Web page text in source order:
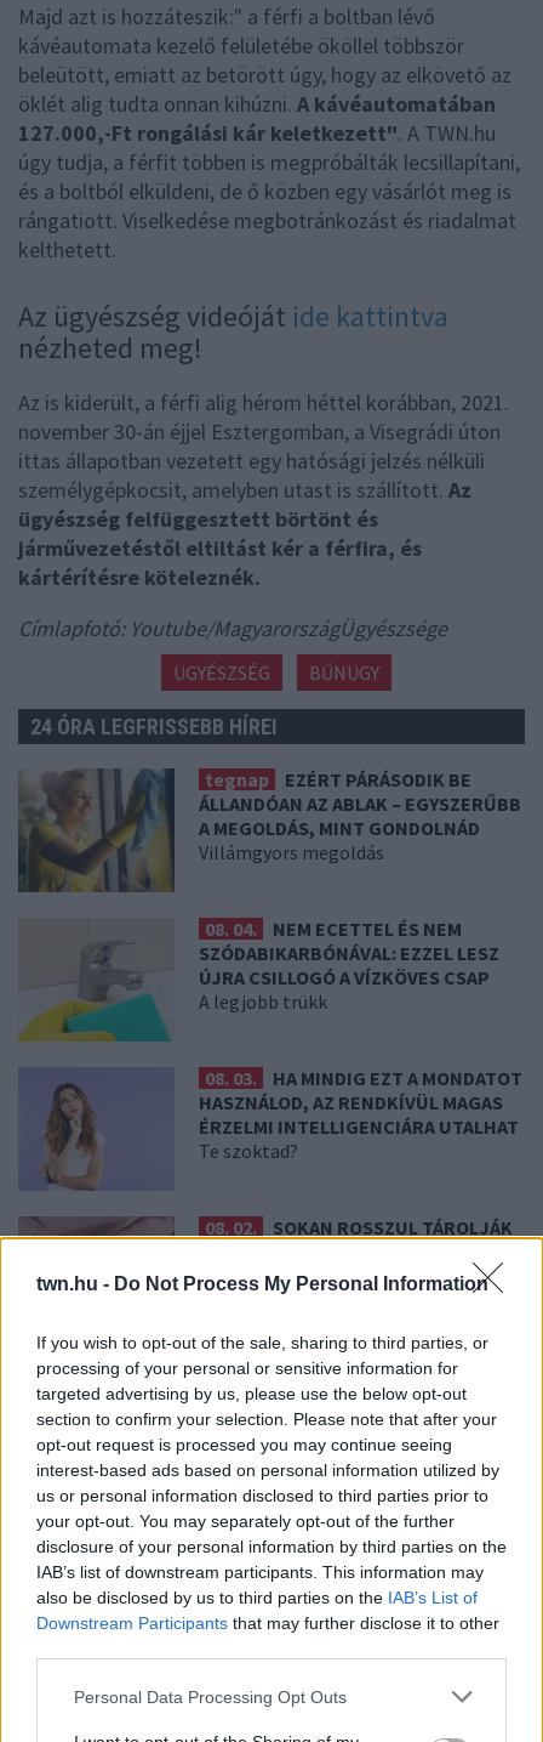
twn.hu - Do Not Process My Personal Information
If you wish to opt-out of the sale, sharing to third parties, or
processing of your personal or sensitive information for
targeted advertising by us, please use the below opt-out
section to confirm your selection. Please note that after your
opt-out request is processed you may continue seeing
interest-based ads based on personal information utilized by
us or personal information disclosed to third parties prior to
your opt-out. You may separately opt-out of the further
disclosure of your personal information by third parties on the
IAB’s list of downstream participants. This information may
also be disclosed by us to third parties on the IAB’s List of
Downstream Participants that may further disclose it to other
Please note that this website/app uses one or more Google
Personal Data Processing Opt Outs
Majd azt is hozzáteszik:" a férfi a boltban lévő
kávéautomata kezelő felületébe ököllel többször
beleütött, emiatt az betörött úgy, hogy az elkövető az
öklét alig tudta onnan kihúzni. A kávéautomatában
127.000,-Ft rongálási kár keletkezett". A TWN.hu
úgy tudja, a férfit többen is megpróbálták lecsillapítani,
és a boltból elküldeni, de ő közben egy vásárlót meg is
rángatiott. Viselkedése megbotránkozást és riadalmat
kelthetett.
Az ügyészség videóját ide kattintva
nézheted meg!
Az is kiderült, a férfi alig hérom héttel korábban, 2021.
november 30-án éjjel Esztergomban, a Visegrádi úton
ittas állapotban vezetett egy hatósági jelzés nélküli
személygépkocsit, amelyben utast is szállított. Az
ügyészség felfüggesztett börtönt és
járművezetéstől eltiltást kér a férfira, és
kártérítésre köteleznék.
Címlapfotó: Youtube/MagyarországÜgyészsége
ÜGYÉSZSÉG BŰNÜGY
24 ÓRA LEGFRISSEBB HÍREI
tegnap
EZÉRT PÁRÁSODIK BE
ÁLLANDÓAN AZ ABLAK – EGYSZERŰBB
A MEGOLDÁS, MINT GONDOLNÁD
Villámgyors megoldás
08. 04.
NEM ECETTEL ÉS NEM
SZÓDABIKARBÓNÁVAL: EZZEL LESZ
ÚJRA CSILLOGÓ A VÍZKÖVES CSAP
A legjobb trükk
08. 03.
HA MINDIG EZT A MONDATOT
HASZNÁLOD, AZ RENDKÍVÜL MAGAS
ÉRZELMI INTELLIGENCIÁRA UTALHAT
Te szoktad?
08. 02.
SOKAN ROSSZUL TÁROLJÁK
CSÖKKENHET A HATÁSUK
Érdemes odafigyelni rá
08. 01.
EGYRE TÖBB FIATALNÁL JELENTKEZIK EZ A
VITAMINHIÁNY – ILYEN JELEKRE FIGYELJ
Erre figyelj!
07. 31.
NEM A CITROMSAV, AZ ECET VAGY A
SZÓDABIKARBÓNA A LEGERŐSEBB: EZT HASZNÁLJÁK A
SZÁLLODÁKBAN A VÍZKŐ ELLEN
Ez a szer tényleg eltünteti a vízkövet
07. 31.
HAGYD A SÓT: EGY CSIPET EBBŐL A FŐZŐVÍZBE,
ÉS SOKKAL FINOMABB LESZ A FŐTT KRUMPLI
07. 31.
EZZEL LOCSOLD HETENTE EGYSZER: KÉTSZER